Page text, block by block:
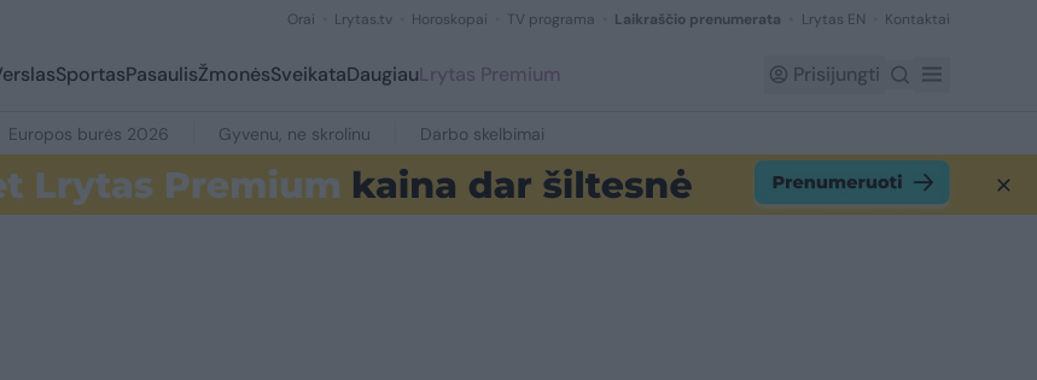
Orai Lrytas.tv Horoskopai TV programa Laikraščio prenumerata Lrytas EN Kontaktai
SportasPasaulisŽmonėsSveikataDaugiauLrytas Premium Prisijungti
Europos burės 2026 Gyvenu, ne skrolinu Darbo skelbimai